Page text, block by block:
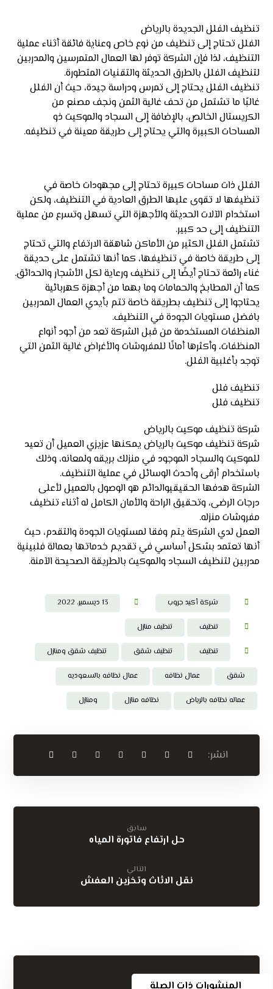
تنظيف الفلل الجديدة بالرياض
الفلل تحتاج إلى تنظيف من نوع خاص وعناية فائقة أثناء عملية
التنظيف، لذا فإن الشركة توفر لها العمال المتمرسين والمدربين
لتنظيف الفلل بالطرق الحديثة والتقنيات المتطورة.
تنظيف الفلل يحتاج إلى تمرس ودراسة جيدة، حيث أن الفلل
غالبًا ما تشتمل من تحف غالية الثمن ونجف مصنع من
الكريستال الخالص، بالإضافة إلى السجاد والموكيت ذو
المساحات الكبيرة والتي يحتاج إلى طريقة معينة في تنظيفه.
الفلل ذات مساحات كبيرة تحتاج إلى مجهودات خاصة في
تنظيفها لا تقوى عليها الطرق العادية في التنظيف، ولكن
استخدام الآلات الحديثة والأجهزة التي تسهل وتسرع من عملية
التنظيف إلى حد كبير.
تشتمل الفلل الكثير من الأماكن شاهقة الارتفاع والتي تحتاج
إلى طريقة خاصة في تنظيفها، كما أنها تشتمل على حديقة
غناء رائعة تحتاج أيضًا إلى تنظيف ورعاية لكل الأشجار والحدائق.
كما أن المطابخ والحمامات وما بهما من أجهزة كهربائية
يحتاجوا إلى تنظيف بطريقة خاصة تتم بأيدي العمال المدربين
بافضل مستويات الجودة في التنظيف.
المنظفات المستخدمة من قبل الشركة تعد من أجود أنواع
المنظفات، وأكثرها أمانًا للمفروشات والأغراض غالية الثمن التي
توجد بأغلبية الفلل.
تنظيف فلل
تنظيف فلل
شركة تنظيف موكيت بالرياض
شركة تنظيف موكيت بالرياض يمكنها عزيزي العميل أن تعيد
للموكيت والسجاد الموجود في منزلك بريقه ولمعانه، وذلك
باستخدام أرقى وأحدث الوسائل في عملية التنظيف.
الشركة هدفها الحقيقيوالدائم هو الوصول بالعميل لأعلى
درجات الرضى، وتحقيق الراحة والأمان الكامل له أثناء تنظيف
مفروشات منزله.
العمل لدي الشركة يتم وفقا لمستويات الجودة والتقدم، حيث
أنها تعتمد بشكل أساسي في تقديم خدماتها بعمالة فلبينية
مدربين لتنظيف السجاد والموكيت بالطريقة الصحيحة الآمنة.
شركة أكيد جروب 13 ديسمبر، 2022
تنظيف تنظيف منازل
تنظيف تنظيف شقق تنظيف شقق ومنازل
شقق عمال نظافه عمال نظافه بالسعوديه
عماله نظافه بالرياض نظافه منازل ومنازل
سابق
حل ارتفاع فاتورة المياه
التالي
نقل الاثاث وتخزين العفش